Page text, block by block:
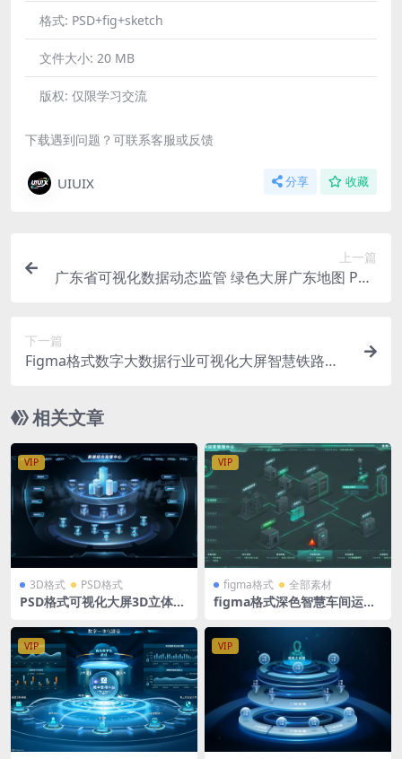
格式: PSD+fig+sketch
文件大小: 20 MB
版权: 仅限学习交流
下载遇到问题？可联系客服或反馈
UIUIX 分享 收藏
上一篇
广东省可视化数据动态监管 绿色大屏广东地图 PSD
下一篇
Figma格式数字大数据行业可视化大屏智慧铁路大
0X1080 两套
相关文章
VIP
3D格式 PSD格式
PSD格式可视化大屏3D立体分
导航入口 1920X1080
VIP
figma格式 全部素材
figma格式深色智慧车间运营
化大屏绿色版
VIP VIP